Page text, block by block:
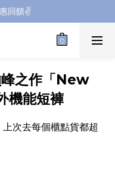
回饋✌️
回饋✌️
入中📢
回饋✌️
之作「New
機能短褲
次去每個櫃點貨都超